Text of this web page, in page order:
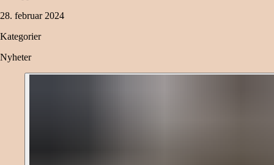
28. februar 2024
Kategorier
Nyheter